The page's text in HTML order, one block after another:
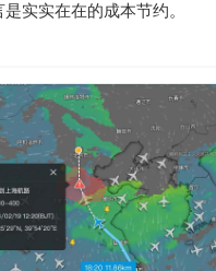
实实在在的成本节约。